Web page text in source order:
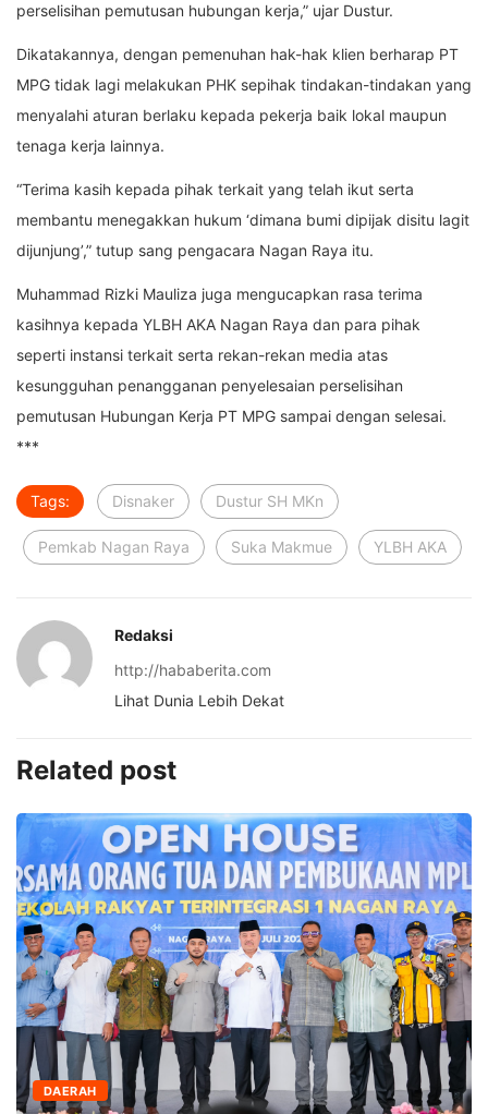
perselisihan pemutusan hubungan kerja,” ujar Dustur.
Dikatakannya, dengan pemenuhan hak-hak klien berharap PT
MPG tidak lagi melakukan PHK sepihak tindakan-tindakan yang
menyalahi aturan berlaku kepada pekerja baik lokal maupun
tenaga kerja lainnya.
“Terima kasih kepada pihak terkait yang telah ikut serta
membantu menegakkan hukum ‘dimana bumi dipijak disitu lagit
dijunjung’,” tutup sang pengacara Nagan Raya itu.
Muhammad Rizki Mauliza juga mengucapkan rasa terima
kasihnya kepada YLBH AKA Nagan Raya dan para pihak
seperti instansi terkait serta rekan-rekan media atas
kesungguhan penangganan penyelesaian perselisihan
pemutusan Hubungan Kerja PT MPG sampai dengan selesai.
***
Tags: Disnaker Dustur SH MKn
Pemkab Nagan Raya Suka Makmue YLBH AKA
Redaksi
http://hababerita.com
Lihat Dunia Lebih Dekat
Related post
DAERAH